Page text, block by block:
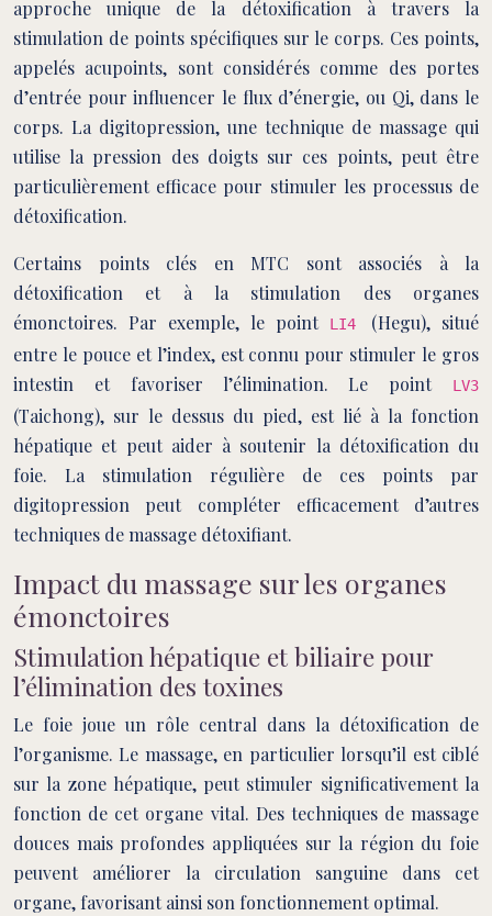
approche unique de la détoxification à travers la
stimulation de points spécifiques sur le corps. Ces points,
appelés acupoints, sont considérés comme des portes
d’entrée pour influencer le flux d’énergie, ou Qi, dans le
corps. La digitopression, une technique de massage qui
utilise la pression des doigts sur ces points, peut être
particulièrement efficace pour stimuler les processus de
détoxification.
Certains points clés en MTC sont associés à la
détoxification et à la stimulation des organes
émonctoires. Par exemple, le point
LI4 (Hegu), situé
entre le pouce et l’index, est connu pour stimuler le gros
intestin et favoriser l’élimination. Le point
LV3
(Taichong), sur le dessus du pied, est lié à la fonction
hépatique et peut aider à soutenir la détoxification du
foie. La stimulation régulière de ces points par
digitopression peut compléter efficacement d’autres
techniques de massage détoxifiant.
Impact du massage sur les organes
émonctoires
Stimulation hépatique et biliaire pour
l’élimination des toxines
Le foie joue un rôle central dans la détoxification de
l’organisme. Le massage, en particulier lorsqu’il est ciblé
sur la zone hépatique, peut stimuler significativement la
fonction de cet organe vital. Des techniques de massage
douces mais profondes appliquées sur la région du foie
peuvent améliorer la circulation sanguine dans cet
organe, favorisant ainsi son fonctionnement optimal.